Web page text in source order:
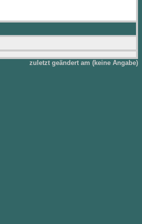
zuletzt geändert am (keine Angabe)